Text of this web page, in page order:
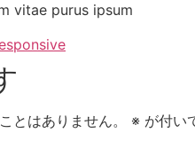
vitae purus ipsum
とはありません。 ※ が付い